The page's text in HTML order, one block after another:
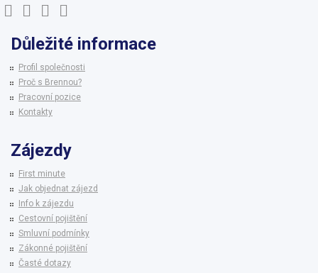
Důležité informace
Profil společnosti
Proč s Brennou?
Pracovní pozice
Kontakty
Zájezdy
First minute
Jak objednat zájezd
Info k zájezdu
Cestovní pojištění
Smluvní podmínky
Zákonné pojištění
Časté dotazy